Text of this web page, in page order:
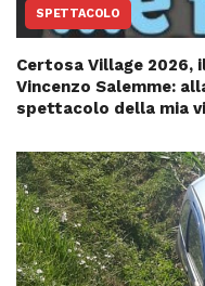
SPETTACOLO
Certosa Village 2026,
Vincenzo Salemme:
spettacolo della mia